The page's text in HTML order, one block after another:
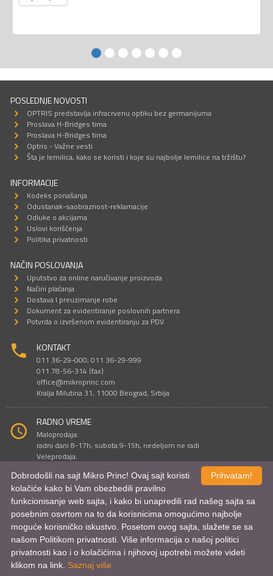
POSLEDNJE NOVOSTI
OPTRIS predstavlja infracrvenu optiku bez germanijuma
Proslava H-Bridges tima
Proslava H-Bridges tima
Optris - Važne vesti
Šta je lemilica, kako se koristi i koje su najbolje lemilice na tržištu?
INFORMACIJE
Kodeks ponašanja
Odustanak-saobraznost-reklamacije
Odluke o akcijama
Uslovi korišćenja
Politika privatnosti
NAČIN POSLOVANJA
Uputstvo za online naručivanje proizvoda
Načini plaćanja
Dostava I preuzimanje robe
Dokument za evidentiranje poslovnih partnera
Potvrda o izvršenom evidentiranju za PDV
KONTAKT
011 36-29-000; 011 36-29-999
011 78-56-314 (fax)
office@mikroprinc.com
Kralja Milutina 31, 11000 Beograd, Srbija
RADNO VREME
Maloprodaja:
radni dani 8-17h, subota 9-15h, nedeljom ne radi
Veleprodaja:
Sve cene su iskazane u dinarima. PDV je uračunat u cenu.
© Mikro Princ 1999 - 2026. Sva prava su zadržana.
Kreirao *nbgcreator |Izdrada Internet prodavnice ,Izrada sajtaimobilnih
aplikacija iSEO optimizacija
Prihvatam!
Dobrodošli na sajt Mikro Princ! Ovaj sajt koristi
kolačiće kako bi Vam obezbedili pravilno
funkcionisanje web sajta, i kako bi unapredili rad našeg sajta sa
posebnim osvrtom na to da korisnicima omogućimo najbolje
moguće korisničko iskustvo. Posetom ovog sajta, slažete se sa
našom Politikom privatnosti. Više informacija o našoj politici
privatnosti kao i o kolačićima i njihovoj upotrebi možete videti
klikom na link. Saznaj više